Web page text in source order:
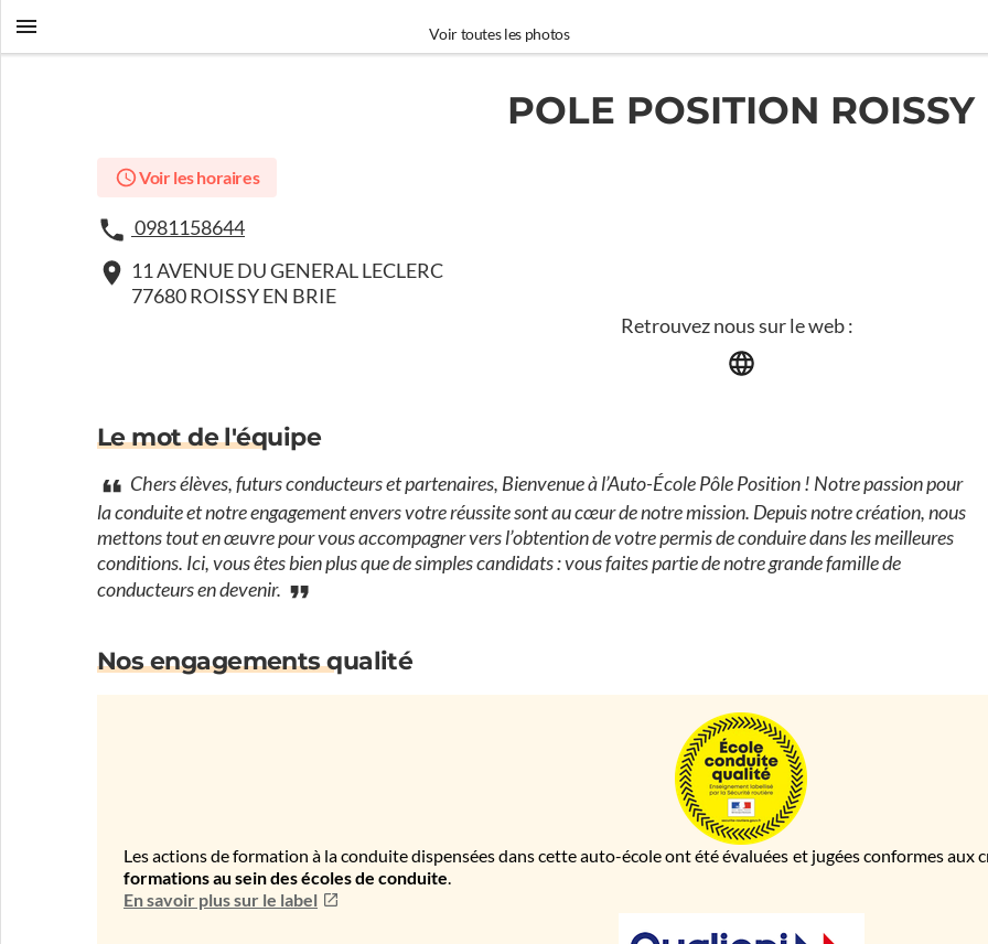
Voir toutes les photos
POLE POSITION ROISSY
Voir les horaires
0981158644
11 AVENUE DU GENERAL LECLERC
77680 ROISSY EN BRIE
Retrouvez nous sur le web :
Le mot de l'équipe
Chers élèves, futurs conducteurs et partenaires, Bienvenue à l’Auto-École Pôle Position ! Notre passion pour
la conduite et notre engagement envers votre réussite sont au cœur de notre mission. Depuis notre création, nous
mettons tout en œuvre pour vous accompagner vers l’obtention de votre permis de conduire dans les meilleures
conditions. Ici, vous êtes bien plus que de simples candidats : vous faites partie de notre grande famille de
conducteurs en devenir.
Nos engagements qualité
Les actions de formation à la conduite dispensées dans cette auto-école ont été évaluées et jugées conformes aux
formations au sein des écoles de conduite.
En savoir plus sur le label